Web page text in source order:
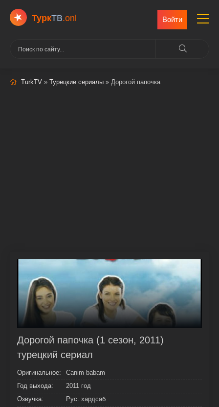
ТуркТВ.onl Войти
TurkTV » Турецкие сериалы » Дорогой папочка
Дорогой папочка (1 сезон, 2011)
турецкий сериал
Оригинальное:
Canim babam
Год выхода:
2011 год
Озвучка:
Рус. хардсаб